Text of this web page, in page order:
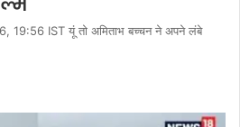
IST यूं तो अमिताभ बच्चन ने अपने लंबे